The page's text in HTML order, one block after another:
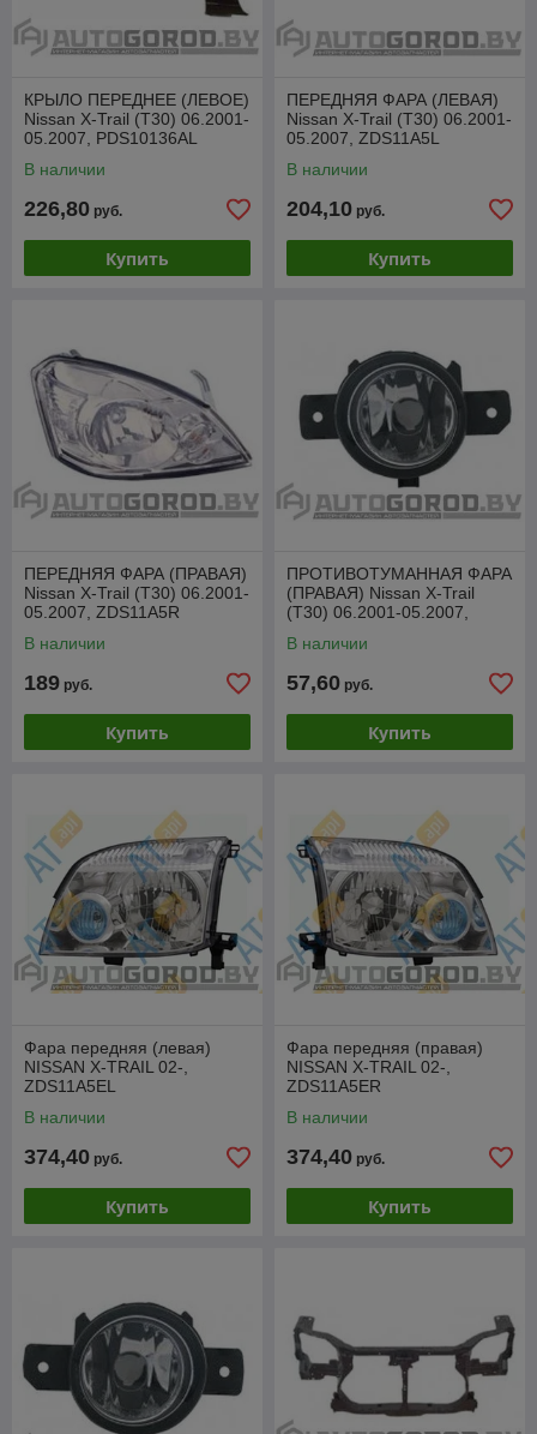
КРЫЛО ПЕРЕДНЕЕ (ЛЕВОЕ)
Nissan X-Trail (T30) 06.2001-
05.2007, PDS10136AL
В наличии
226,80 руб.
Купить
ПЕРЕДНЯЯ ФАРА (ЛЕВАЯ)
Nissan X-Trail (T30) 06.2001-
05.2007, ZDS11A5L
В наличии
204,10 руб.
Купить
ПЕРЕДНЯЯ ФАРА (ПРАВАЯ)
Nissan X-Trail (T30) 06.2001-
05.2007, ZDS11A5R
В наличии
189 руб.
Купить
ПРОТИВОТУМАННАЯ ФАРА
(ПРАВАЯ) Nissan X-Trail
(T30) 06.2001-05.2007,
В наличии
57,60 руб.
Купить
Фара передняя (левая)
NISSAN X-TRAIL 02-,
ZDS11A5EL
В наличии
374,40 руб.
Купить
Фара передняя (правая)
NISSAN X-TRAIL 02-,
ZDS11A5ER
В наличии
374,40 руб.
Купить